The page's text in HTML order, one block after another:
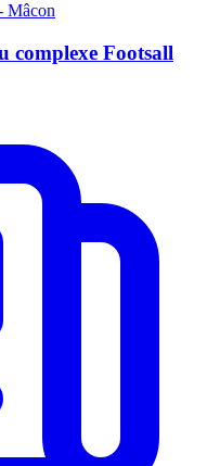
Mâcon
complexe Footsall